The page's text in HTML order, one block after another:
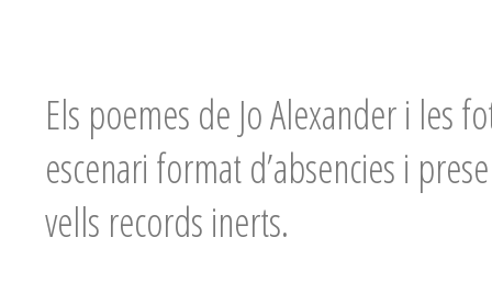
Els poemes de Jo Alexander i les
escenari format d’absencies i
vells records inerts.